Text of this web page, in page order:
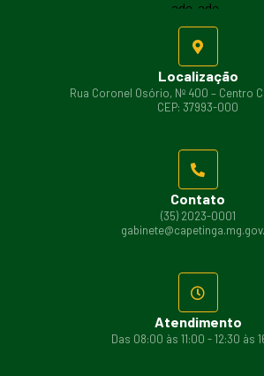
Localização
Rua Coronel Osório, Nº 400 – Centro
CEP: 37993-000
Contato
(35) 2023-0001
Atendimento
Das 08:00 às 11:00 - 12:30 às